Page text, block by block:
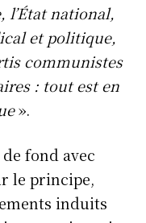
l’État national,
et politique,
communistes
: tout est en
».
fond avec
le principe,
induits